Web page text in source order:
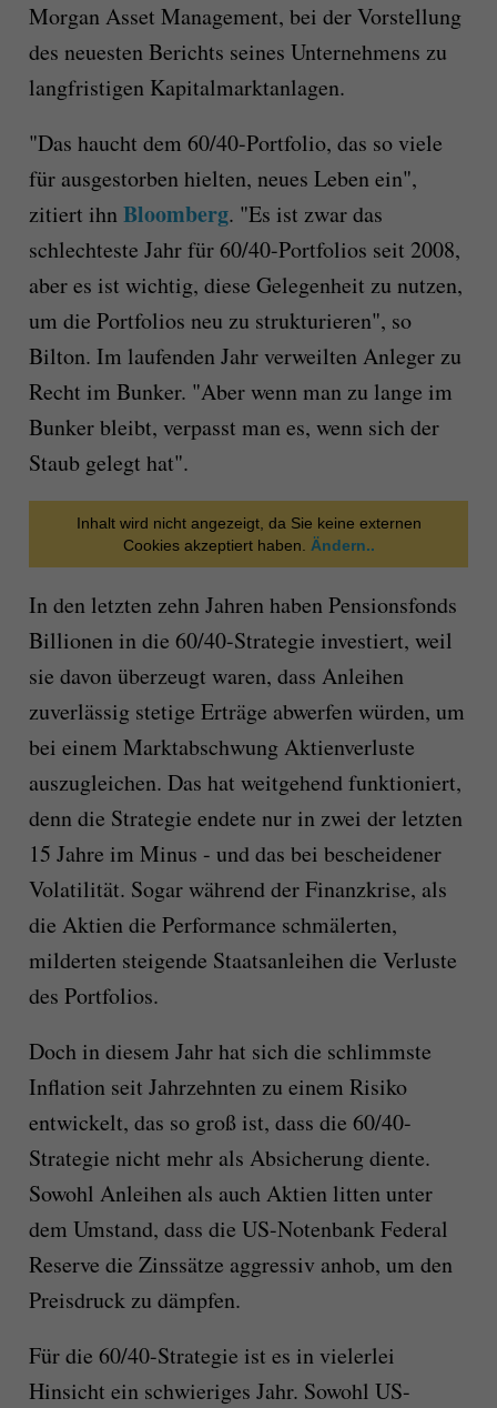
Morgan Asset Management, bei der Vorstellung
des neuesten Berichts seines Unternehmens zu
langfristigen Kapitalmarktanlagen.
"Das haucht dem 60/40-Portfolio, das so viele
für ausgestorben hielten, neues Leben ein",
zitiert ihnBloomberg. "Es ist zwar das
schlechteste Jahr für 60/40-Portfolios seit 2008,
aber es ist wichtig, diese Gelegenheit zu nutzen,
um die Portfolios neu zu strukturieren", so
Bilton. Im laufenden Jahr verweilten Anleger zu
Recht im Bunker. "Aber wenn man zu lange im
Bunker bleibt, verpasst man es, wenn sich der
Staub gelegt hat".
Inhalt wird nicht angezeigt, da Sie keine externen
Cookies akzeptiert haben.
Ändern..
In den letzten zehn Jahren haben Pensionsfonds
Billionen in die 60/40-Strategie investiert, weil
sie davon überzeugt waren, dass Anleihen
zuverlässig stetige Erträge abwerfen würden, um
bei einem Marktabschwung Aktienverluste
auszugleichen. Das hat weitgehend funktioniert,
denn die Strategie endete nur in zwei der letzten
15 Jahre im Minus - und das bei bescheidener
Volatilität. Sogar während der Finanzkrise, als
die Aktien die Performance schmälerten,
milderten steigende Staatsanleihen die Verluste
des Portfolios.
Doch in diesem Jahr hat sich die schlimmste
Inflation seit Jahrzehnten zu einem Risiko
entwickelt, das so groß ist, dass die 60/40-
Strategie nicht mehr als Absicherung diente.
Sowohl Anleihen als auch Aktien litten unter
dem Umstand, dass die US-Notenbank Federal
Reserve die Zinssätze aggressiv anhob, um den
Preisdruck zu dämpfen.
Für die 60/40-Strategie ist es in vielerlei
Hinsicht ein schwieriges Jahr. Sowohl US-